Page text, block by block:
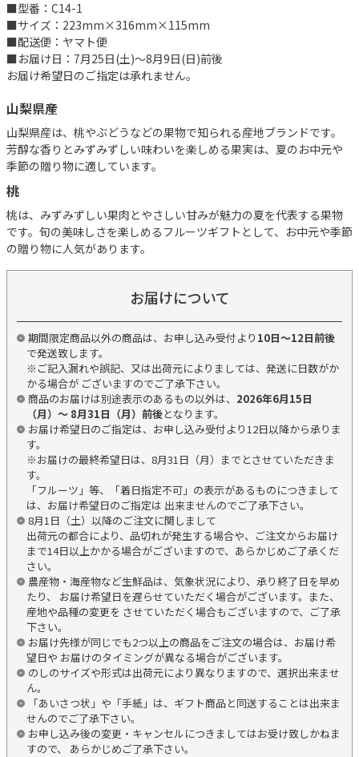
■型番：C14-1
■サイズ：223mm×316mm×115mm
■配送便：ヤマト便
■お届け日：7月25日(土)～8月9日(日)前後
お届け希望日のご指定は承れません。
山梨県産
山梨県産は、桃やぶどうなどの果物で知られる産地ブランドです。
芳醇な香りとみずみずしい味わいを楽しめる果実は、夏のお中元や
季節の贈り物に適しています。
桃
桃は、みずみずしい果肉とやさしい甘みが魅力の夏を代表する果物
です。旬の美味しさを楽しめるフルーツギフトとして、お中元や季節
の贈り物に人気があります。
お届けについて
期間限定商品以外の商品は、お申し込み受付より 10日～12日前後
で発送致します。
※ご記入漏れや誤記、又は出荷元によりましては、発送に日数がか
かる場合が ございますのでご了承下さい。
商品のお届けは別途表示のあるもの以外は、 2026年6月15日
（月）～ 8月31日（月）前後となります。
お届け希望日のご指定は、お申し込み受付より12日以降から承りま
す。
※お届けの最終希望日は、8月31日（月）までとさせていただきま
す。
「フルーツ」等、「着日指定不可」の表示があるものにつきまして
は、お届け希望日のご指定は 出来ませんのでご了承下さい。
8月1日（土）以降のご注文に関しまして
出荷元の都合により、品切れが発生する場合や、ご注文からお届け
まで14日以上かかる場合がございますので、あらかじめご了承くだ
さい。
農産物・海産物など生鮮品は、気象状況により、承り終了日を早め
たり、 お届け希望日を遅らせていただく場合がございます。また、
産地や品種の変更を させていただく場合もございますので、ご了承
下さい。
お届け先様が同じでも2つ以上の商品をご注文の場合は、お届け希
望日や お届けのタイミングが異なる場合がございます。
のしのサイズや形式は出荷元により異なりますので、選択出来ませ
ん。
「あいさつ状」や「手紙」は、ギフト商品と同送することは出来ま
せんのでご了承下さい。
お申し込み後の変更・キャンセルにつきましてはお受け致しかねま
すので、 あらかじめご了承下さい。